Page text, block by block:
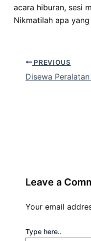
acara hiburan, sesi
Nikmatilah apa
PREVIOUS
Disewa
Leave a
Your email
Type here..